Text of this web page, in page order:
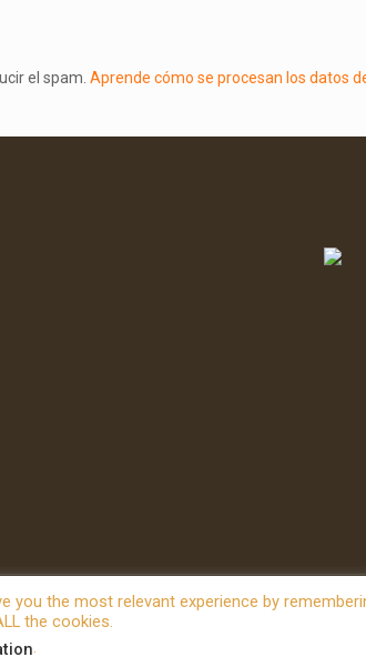
el spam. Aprende cómo se procesan los datos
| All Rights Reserved | Powered by
you the most relevant experience by
the cookies.
.